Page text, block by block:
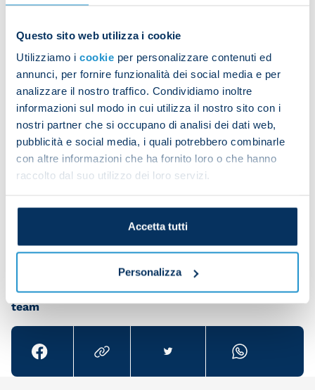
Questo sito web utilizza i cookie
Utilizziamo i cookie per personalizzare contenuti ed
annunci, per fornire funzionalità dei social media e per
analizzare il nostro traffico. Condividiamo inoltre
informazioni sul modo in cui utilizza il nostro sito con i
nostri partner che si occupano di analisi dei dati web,
pubblicità e social media, i quali potrebbero combinarle
con altre informazioni che ha fornito loro o che hanno
raccolto dal suo utilizzo dei loro servizi.
Accetta tutti
Personalizza
Activation work in the gym was the first task of the
who started on Sunday at the Stadio Zini
undergoing recovery work. The other members of
the squad did strength work, possession-based
drills and played in a small-sided match.
Victor Osimhen was in full training, while Amir
Rrahmani underwent physio ahead of medical tests
Share the article with your friends and support the
team